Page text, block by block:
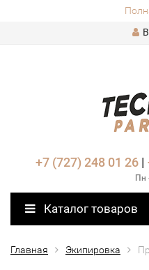
+7 (727) 248 01 26|
Пн
Каталог товаров
Главная Экипировка